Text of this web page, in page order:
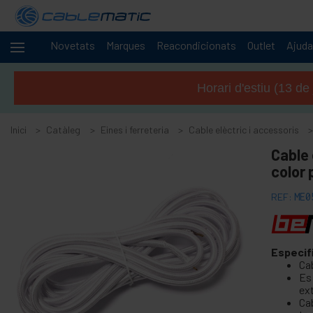
Novetats Marques Reacondicionats Outlet Ajuda
Cables +
servidors
+
Eines i
ferreteria
-
Accessoris sòls, portes i finestres
+
Horari d'estiu (13
Inici Catàleg Eines i ferreteria Cable elèctric i accessoris
color
REF: